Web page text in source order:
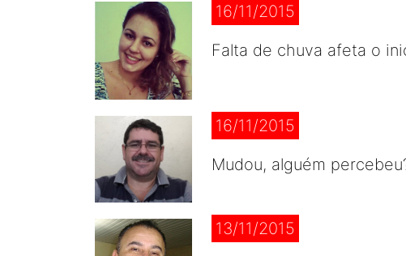
16/11/2015
Falta de chuva afeta o
16/11/2015
Mudou, alguém
13/11/2015